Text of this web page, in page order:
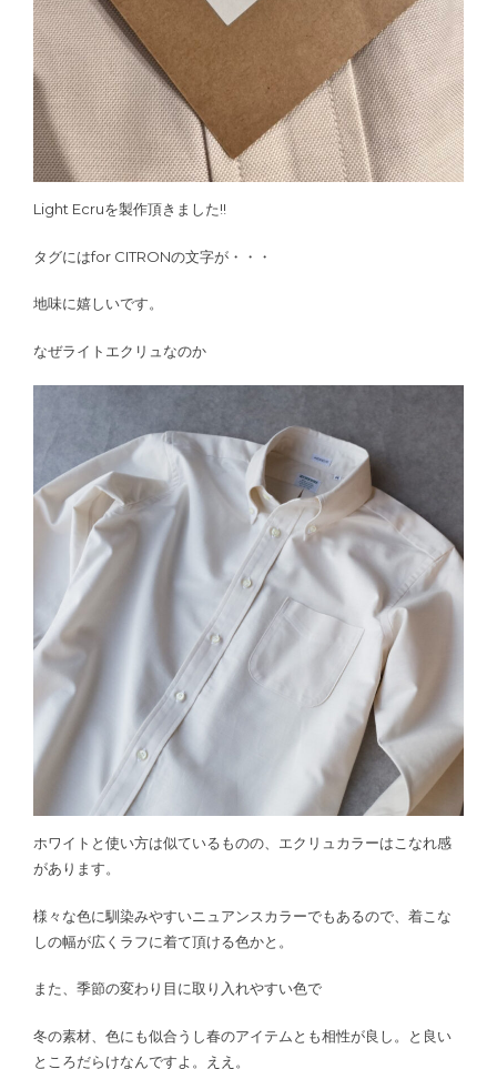
Light Ecruを製作頂きました!!
タグにはfor CITRONの文字が・・・
地味に嬉しいです。
なぜライトエクリュなのか
ホワイトと使い方は似ているものの、エクリュカラーはこなれ感
があります。
様々な色に馴染みやすいニュアンスカラーでもあるので、着こな
しの幅が広くラフに着て頂ける色かと。
また、季節の変わり目に取り入れやすい色で
冬の素材、色にも似合うし春のアイテムとも相性が良し。と良い
ところだらけなんですよ。ええ。